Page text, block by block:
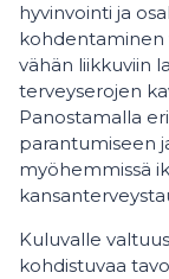
hyvinvointi ja
kohdentaminen
vähän liikkuviin
terveyserojen
Panostamalla
parantumiseen
myöhemmissä
Kuluvalle
kohdistuvaa